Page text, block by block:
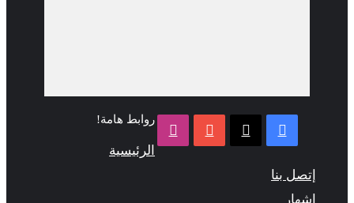
فيسبوك
‫X
‫YouTubeانستقرام
روابط هامة!
الرئيسية